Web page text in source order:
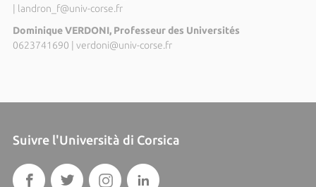
landron_f@univ-corse.fr
Dominique VERDONI, Professeur des Universités
0623741690
verdoni@univ-corse.fr
Suivre l'Università di Corsica